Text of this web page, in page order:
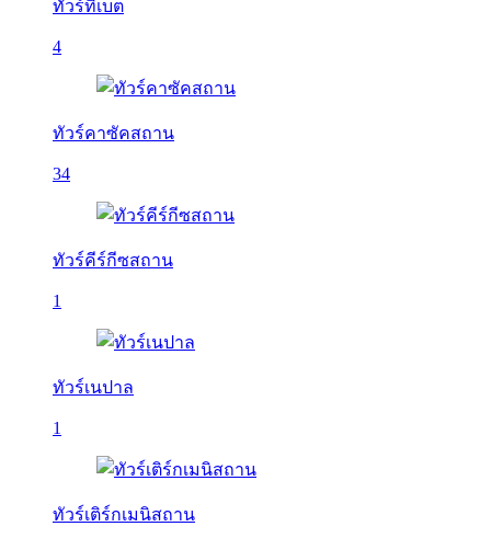
ทัวร์ทิเบต
4
ทัวร์คาซัคสถาน
34
ทัวร์คีร์กีซสถาน
1
ทัวร์เนปาล
1
ทัวร์เติร์กเมนิสถาน